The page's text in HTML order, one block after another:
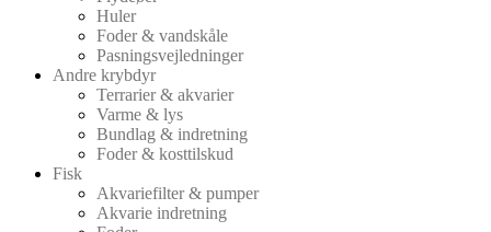
Huler
Foder & vandskåle
Pasningsvejledninger
Andre krybdyr
Terrarier & akvarier
Varme & lys
Bundlag & indretning
Foder & kosttilskud
Fisk
Akvariefilter & pumper
Akvarie indretning